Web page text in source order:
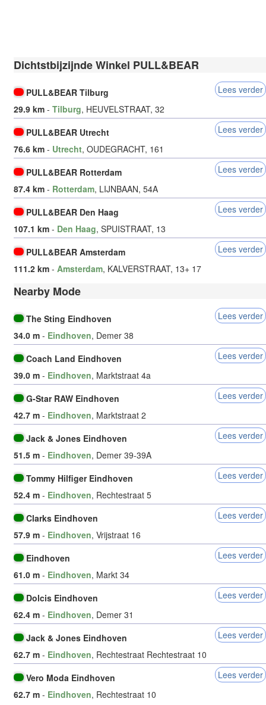
Dichtstbijzijnde Winkel PULL&BEAR
PULL&BEAR Tilburg
Lees verder
29.9 km - Tilburg, HEUVELSTRAAT, 32
PULL&BEAR Utrecht
Lees verder
76.6 km - Utrecht, OUDEGRACHT, 161
PULL&BEAR Rotterdam
Lees verder
87.4 km - Rotterdam, LIJNBAAN, 54A
PULL&BEAR Den Haag
Lees verder
107.1 km - Den Haag, SPUISTRAAT, 13
PULL&BEAR Amsterdam
Lees verder
111.2 km - Amsterdam, KALVERSTRAAT, 13+ 17
Nearby Mode
The Sting Eindhoven
Lees verder
34.0 m - Eindhoven, Demer 38
Coach Land Eindhoven
Lees verder
39.0 m - Eindhoven, Marktstraat 4a
G-Star RAW Eindhoven
Lees verder
42.7 m - Eindhoven, Marktstraat 2
Jack & Jones Eindhoven
Lees verder
51.5 m - Eindhoven, Demer 39-39A
Tommy Hilfiger Eindhoven
Lees verder
52.4 m - Eindhoven, Rechtestraat 5
Clarks Eindhoven
Lees verder
57.9 m - Eindhoven, Vrijstraat 16
Eindhoven
Lees verder
61.0 m - Eindhoven, Markt 34
Dolcis Eindhoven
Lees verder
62.4 m - Eindhoven, Demer 31
Jack & Jones Eindhoven
Lees verder
62.7 m - Eindhoven, Rechtestraat Rechtestraat 10
Vero Moda Eindhoven
Lees verder
62.7 m - Eindhoven, Rechtestraat 10